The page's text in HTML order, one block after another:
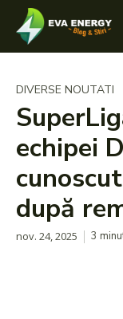
DIVERSE NOUTATI
echipei
după
nov. 24, 2025 3